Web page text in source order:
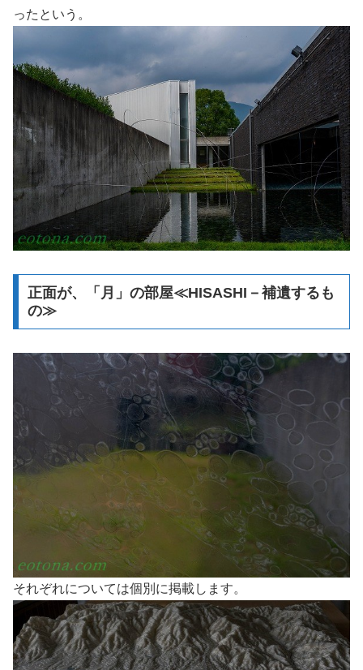
ったという。
正面が、「月」の部屋≪HISASHI－補遺するも
の≫
それぞれについては個別に掲載します。